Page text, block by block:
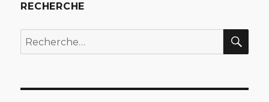
RECHERCHE
Recherche
pour